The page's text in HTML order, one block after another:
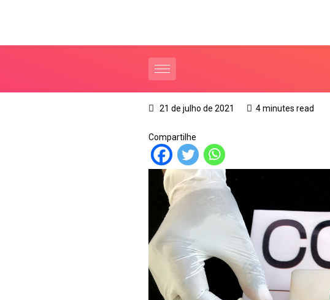
21 de julho de 2021 4 minutes read
Compartilhe